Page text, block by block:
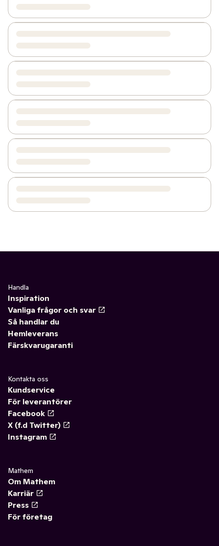
Handla
Inspiration
Vanliga frågor och svar
Så handlar du
Hemleverans
Färskvarugaranti
Kontakta oss
Kundservice
För leverantörer
Facebook
X (f.d Twitter)
Instagram
Mathem
Om Mathem
Karriär
Press
För företag